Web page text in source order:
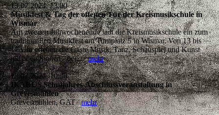
13.07.2024, 13:00
Musikfest & Tag der offenen Tür der Kreismusikschule in
Wismar
Am zweiten Juliwochenende lädt die Kreismusikschule ein zum
traditionellen Musikfest am Turnplatz 5 in Wismar. Von 13 bis
17 Uhr erleben die Gäste Musik, Tanz, Schauspiel und Kunst
mit allen Sinnen - bei...mehr
13.07.2024, 10:30
IKARUS Schuljahres-Abschlussveranstaltung in
Grevesmühlen
Grevesmühlen, GATmehr